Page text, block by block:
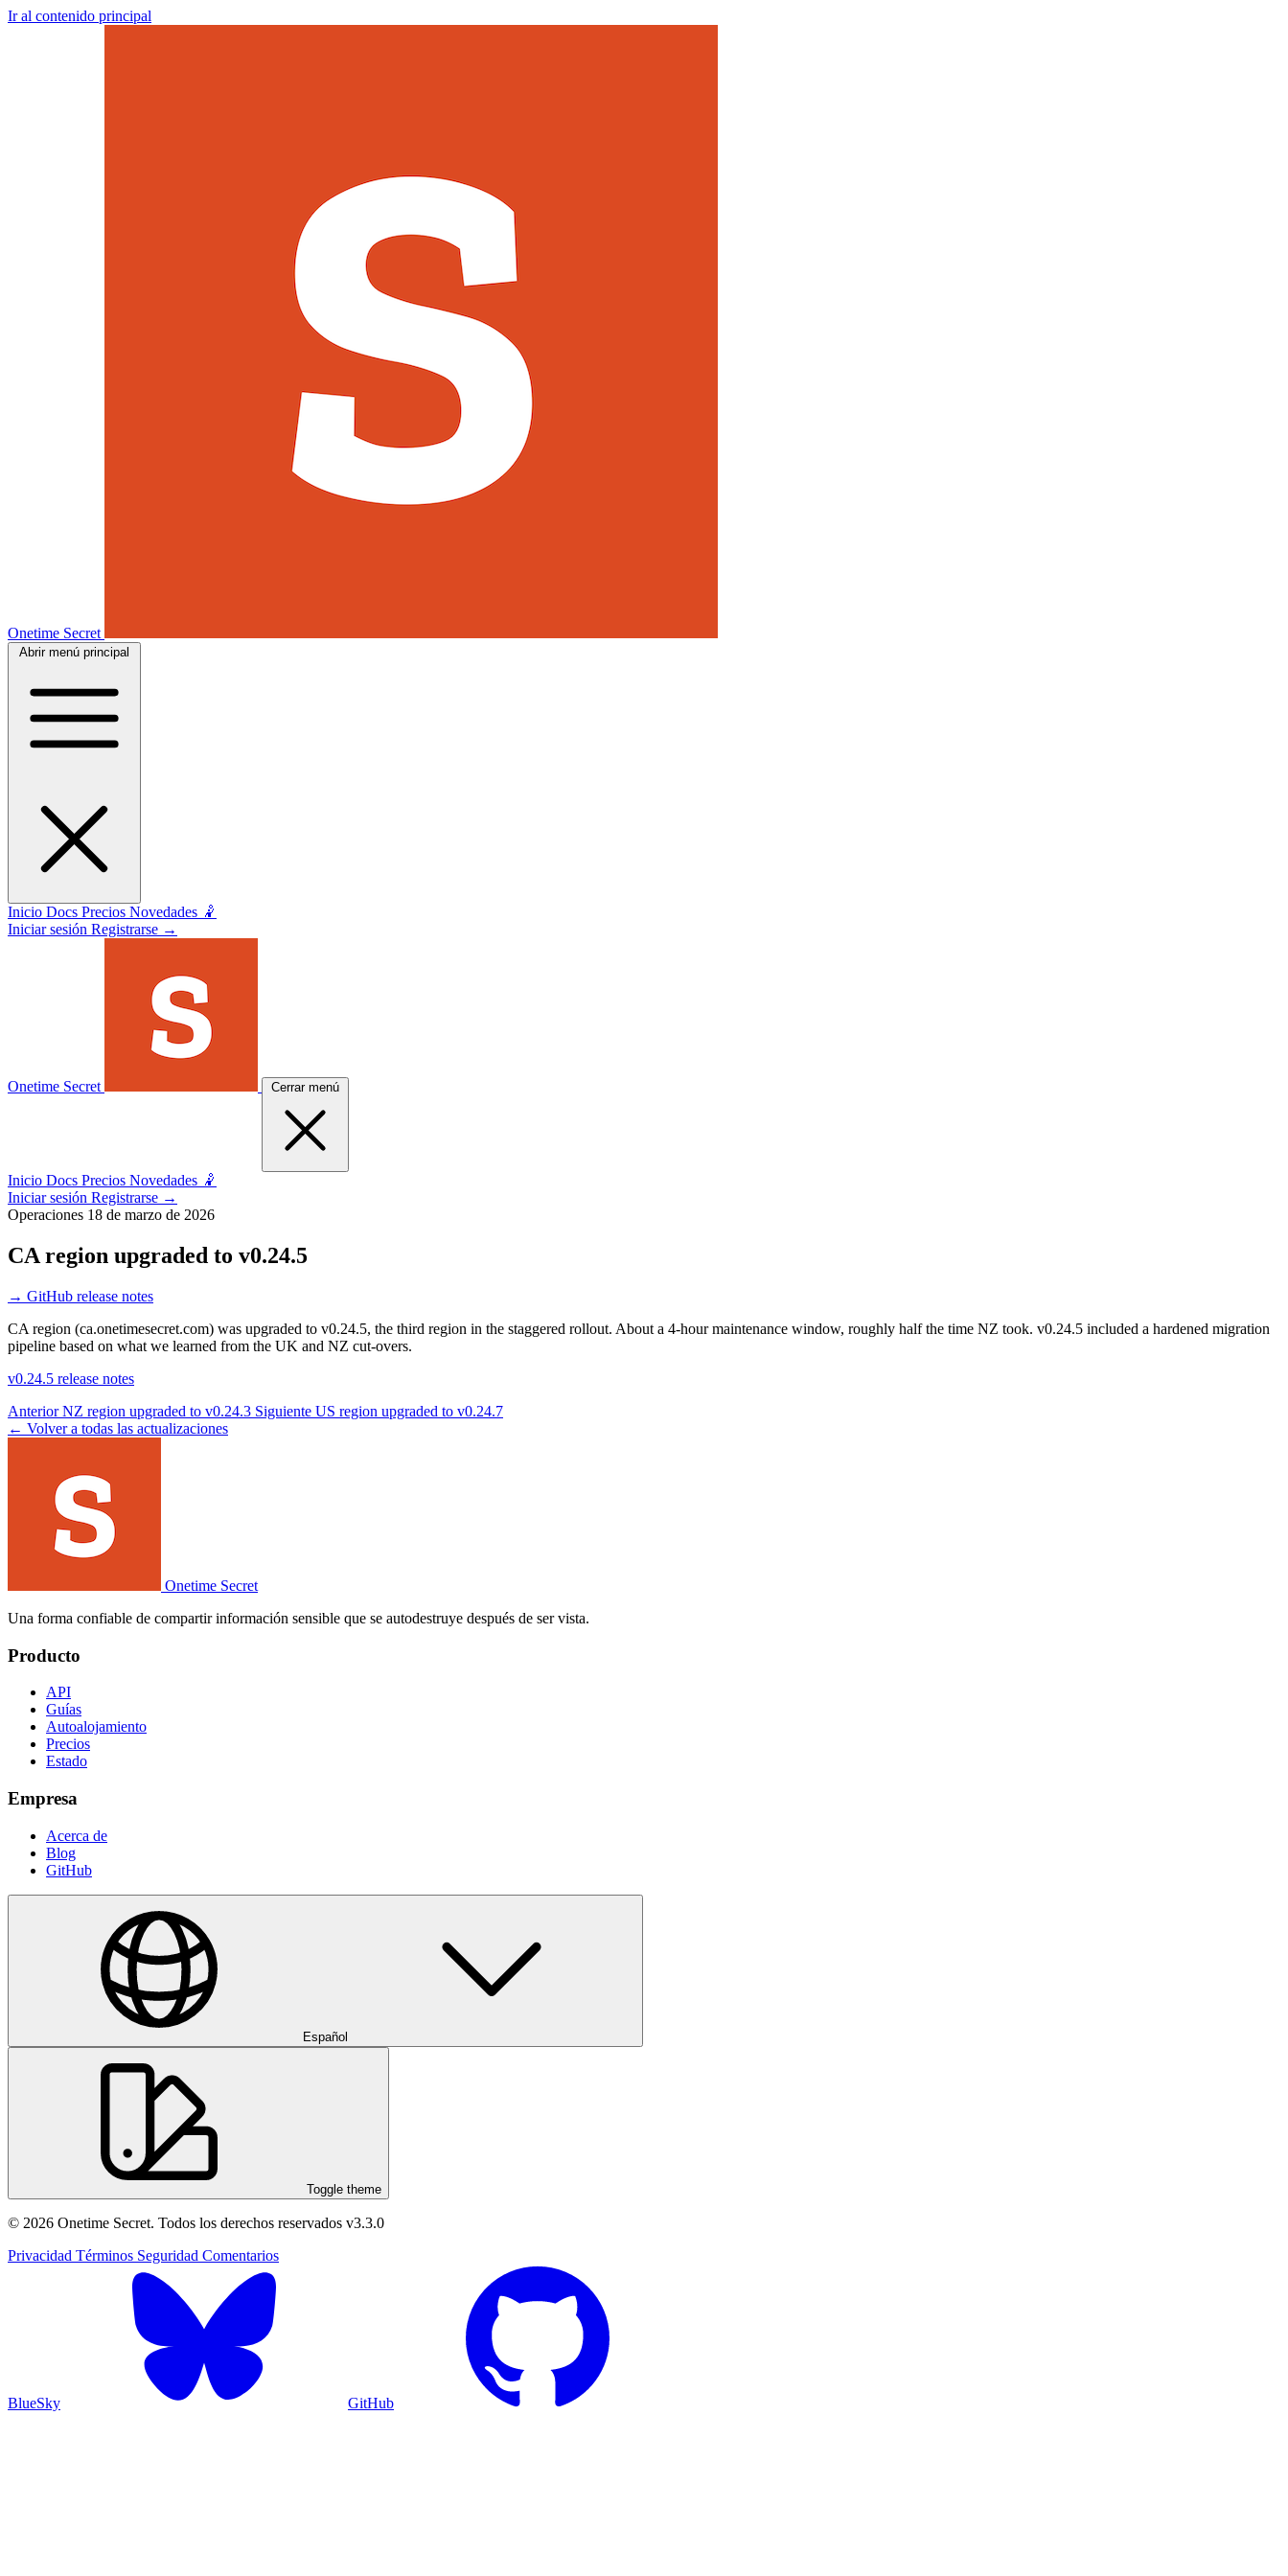
Ir al contenido principal
Onetime Secret
Abrir menú principal
Inicio Docs Precios Novedades 🤾
Iniciar sesión Registrarse →
Onetime Secret Cerrar menú
Inicio Docs Precios Novedades 🤾
Iniciar sesión Registrarse →
Operaciones 18 de marzo de 2026
CA region upgraded to v0.24.5
→ GitHub release notes
CA region (ca.onetimesecret.com) was upgraded to v0.24.5, the third region in the staggered rollout. About a 4-hour maintenance window, roughly half the time NZ took. v0.24.5 included a hardened migration
pipeline based on what we learned from the UK and NZ cut-overs.
v0.24.5 release notes
AnteriorNZ region upgraded to v0.24.3 Siguiente US region upgraded to v0.24.7
← Volver a todas las actualizaciones
Onetime Secret
Una forma confiable de compartir información sensible que se autodestruye después de ser vista.
Producto
API
Guías
Autoalojamiento
Precios
Estado
Empresa
Acerca de
Blog
GitHub
Español
Toggle theme
© 2026 Onetime Secret. Todos los derechos reservados v3.3.0
Privacidad Términos Seguridad Comentarios
BlueSky GitHub